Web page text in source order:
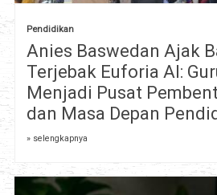
Pendidikan
Anies Baswedan Ajak
Terjebak Euforia AI:
Menjadi Pusat
dan Masa Depan
» selengkapnya